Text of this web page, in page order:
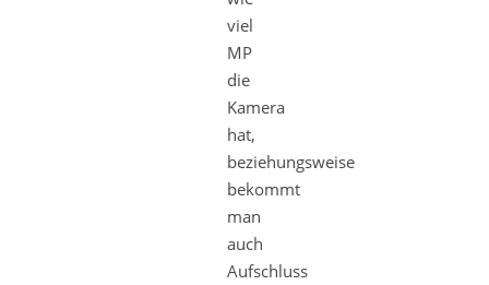
viel
MP
die
Kamera
hat,
beziehungsweise
bekommt
man
auch
Aufschluss